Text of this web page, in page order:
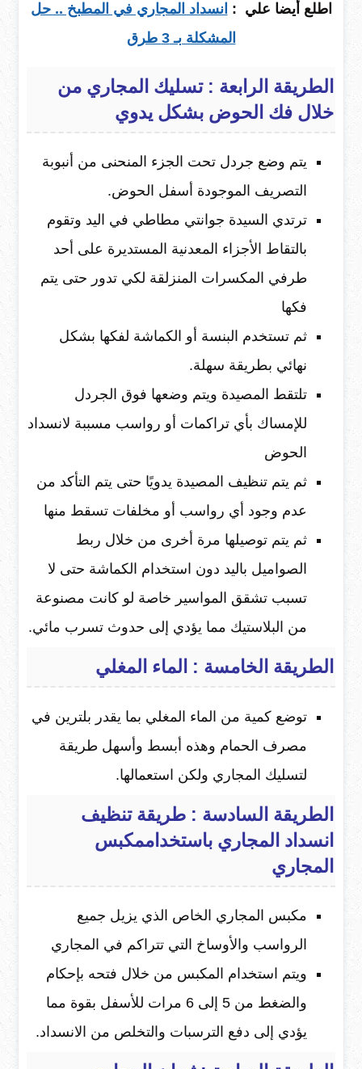
اطلع أيضا علي : انسداد المجاري في المطبخ .. حل
المشكلة بـ 3 طرق
الطريقة الرابعة : تسليك المجاري من
خلال فك الحوض بشكل يدوي
يتم وضع جردل تحت الجزء المنحنى من أنبوبة
التصريف الموجودة أسفل الحوض.
ترتدي السيدة جوانتي مطاطي في اليد وتقوم
بالتقاط الأجزاء المعدنية المستديرة على أحد
طرفي المكسرات المنزلقة لكي تدور حتى يتم
فكها
ثم تستخدم البنسة أو الكماشة لفكها بشكل
نهائي بطريقة سهلة.
تلتقط المصيدة ويتم وضعها فوق الجردل
للإمساك بأي تراكمات أو رواسب مسببة لانسداد
الحوض
ثم يتم تنظيف المصيدة يدويًا حتى يتم التأكد من
عدم وجود أي رواسب أو مخلفات تسقط منها
ثم يتم توصيلها مرة أخرى من خلال ربط
الصواميل باليد دون استخدام الكماشة حتى لا
تسبب تشقق المواسير خاصة لو كانت مصنوعة
من البلاستيك مما يؤدي إلى حدوث تسرب مائي.
الطريقة الخامسة : الماء المغلي
توضع كمية من الماء المغلي بما يقدر بلترين في
مصرف الحمام وهذه أبسط وأسهل طريقة
لتسليك المجاري ولكن استعمالها.
الطريقة السادسة : طريقة تنظيف
انسداد المجاري باستخداممكبس
المجاري
مكبس المجاري الخاص الذي يزيل جميع
الرواسب والأوساخ التي تتراكم في المجاري
ويتم استخدام المكبس من خلال فتحه بإحكام
والضغط من 5 إلى 6 مرات للأسفل بقوة مما
يؤدي إلى دفع الترسبات والتخلص من الانسداد.